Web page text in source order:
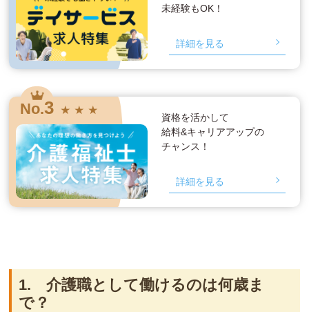
未経験もOK！
詳細を見る
No.3 ★ ★ ★
資格を活かして
給料&キャリアアップの
チャンス！
詳細を見る
1. 介護職として働けるのは何歳ま
で？